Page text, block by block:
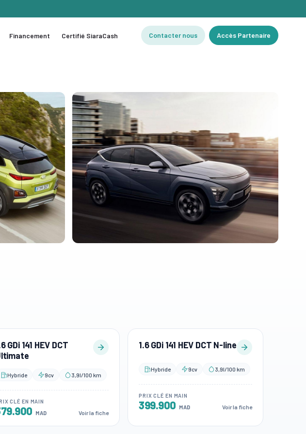
Financement Certifié SiaraCash Contacter nous Accès Partenaire
GDi 141 HEV DCT
Hybride 9cv 3,9l/100 km
CLÉ EN MAIN
MAD Voir la fiche
1.6 GDi 141 HEV DCT N-line
Hybride 9cv 3,9l/100 km
PRIX CLÉ EN MAIN
399.900 MAD Voir la fiche